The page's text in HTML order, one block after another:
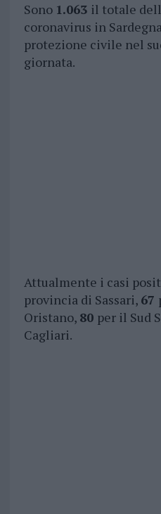
Sono 1.063 il totale
coronavirus in
protezione civile nel
giornata.
Attualmente i casi
provincia di Sassari, 67
Oristano, 80 per il Sud
Cagliari.